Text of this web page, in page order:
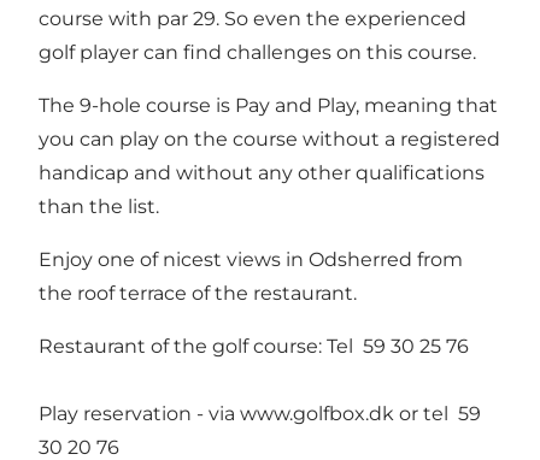
course with par 29. So even the experienced
golf player can find challenges on this course.
The 9-hole course is Pay and Play, meaning that
you can play on the course without a registered
handicap and without any other qualifications
than the list.
Enjoy one of nicest views in Odsherred from
the roof terrace of the restaurant.
Restaurant of the golf course: Tel 59 30 25 76
Play reservation - via www.golfbox.dk or tel 59
30 20 76